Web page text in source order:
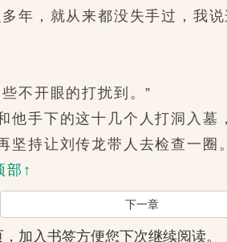
，就从来都没失手过，我说
不开眼的打扰到。”
手下的这十几个人打洞入墓
持让刘传龙带人去检查一圈。
部↑
下一章
加入书签方便您下次继续阅读。